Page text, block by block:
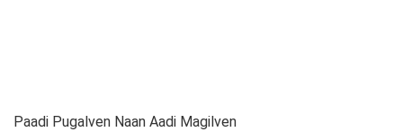
Paadi Pugalven Naan Aadi Magilven